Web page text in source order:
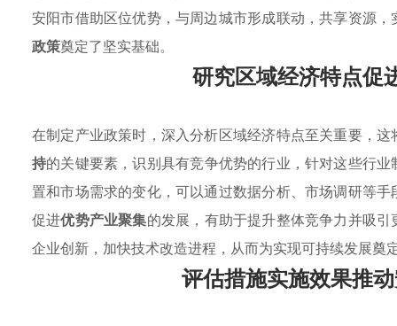
安阳市借助区位优势，与周边城市形成联动，共享资源
政策奠定了坚实基础。
研究区域经济特点促
在制定产业政策时，深入分析区域经济特点至关重要，
持的关键要素，识别具有竞争优势的行业，针对这些行
置和市场需求的变化，可以通过数据分析、市场调研等
促进优势产业聚集的发展，有助于提升整体竞争力并吸
企业创新，加快技术改造进程，从而为实现可持续发展奠
评估措施实施效果推